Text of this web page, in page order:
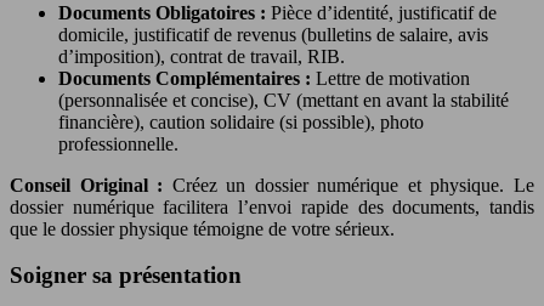
Documents Obligatoires : Pièce d’identité, justificatif de
domicile, justificatif de revenus (bulletins de salaire, avis
d’imposition), contrat de travail, RIB.
Documents Complémentaires : Lettre de motivation
(personnalisée et concise), CV (mettant en avant la stabilité
financière), caution solidaire (si possible), photo
professionnelle.
Conseil Original : Créez un dossier numérique et physique. Le
dossier numérique facilitera l’envoi rapide des documents, tandis
que le dossier physique témoigne de votre sérieux.
Soigner sa présentation